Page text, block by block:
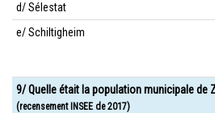
d/ Sélestat
e/ Schiltigheim
9/ Quelle était la population municipale de
(recensement INSEE de 2017)